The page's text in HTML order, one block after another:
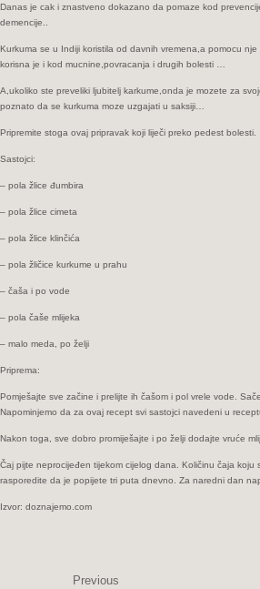
Danas je cak i znastveno dokazano da pomaze kod
demencije..
Kurkuma se u Indiji koristila od davnih vremena,a pomocu
korisna je i kod mucnine,povracanja i drugih bolesti …
A,ukoliko ste preveliki ljubitelj karkume,onda je mozete za
poznato da se kurkuma moze uzgajati u saksiji…
Pripremite stoga ovaj pripravak koji liječi preko pedest bolesti.
Sastojci:
– pola žlice đumbira
– pola žlice cimeta
– pola žlice klinčića
– pola žličice kurkume u prahu
– čaša i po vode
– pola čaše mlijeka
– malo meda, po želji
Priprema:
Pomješajte sve začine i prelijte ih čašom i pol vrele vode.
Napominjemo da za ovaj recept svi sastojci navedeni u
Nakon toga, sve dobro promiješajte i po želji dodajte vruće
Čaj pijte neprocijeđen tijekom cijelog dana. Količinu čaja koju
rasporedite da je popijete tri puta dnevno. Za naredni dan
Izvor: doznajemo.com
Previous